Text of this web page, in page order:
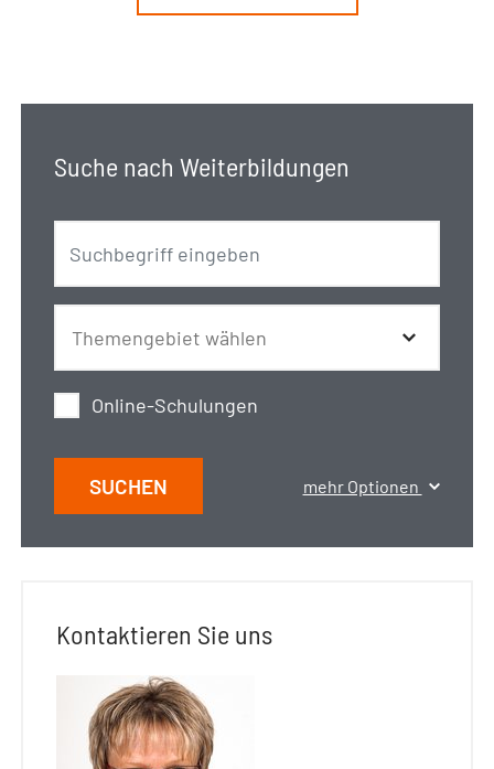
Suche nach Weiterbildungen
Online-Schulungen
SUCHEN mehr Optionen
Kontaktieren Sie uns